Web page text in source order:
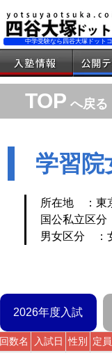
中学受験なら四谷大塚ドット
TOP へ戻る
学習院
所在地 ：東
国公私立区
男女区分 ：
2026年度入試
回数名 入試日 性別 定員